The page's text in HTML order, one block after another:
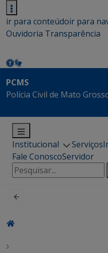
ir para conteúdoir para
Ouvidoria Transparência
PCMS
Polícia Civil de Mato
Institucional Serviços
Fale ConoscoServidor
Pesquisar
por: